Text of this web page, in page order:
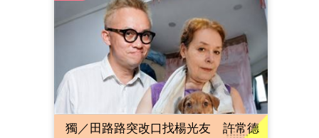
獨／田路路突改口找楊光友 許常德